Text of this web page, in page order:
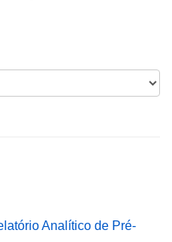
Analítico de Pré-